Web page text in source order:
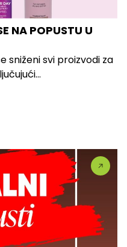
NA POPUSTU U
sniženi svi proizvodi za